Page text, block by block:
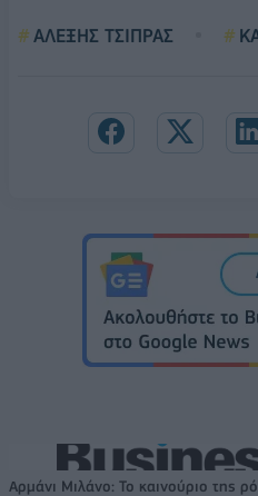
ΑΛΕΞΗΣ ΤΣΙΠΡΑΣ
Αρμάνι Μιλάνο: Το καινούριο της